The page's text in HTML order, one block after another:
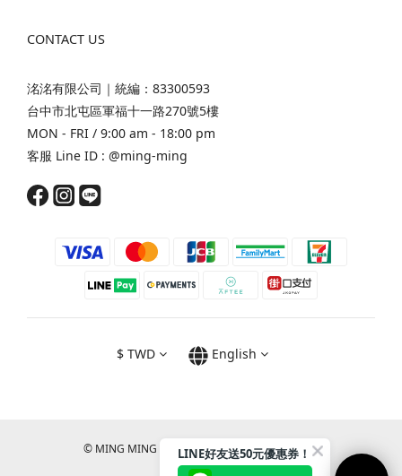
CONTACT US
洺洺有限公司｜統編：83300593
台中市北屯區軍福十一路270號5樓
MON - FRI / 9:00 am - 18:00 pm
客服 Line ID : @ming-ming
$ TWD English
© MING MING CO., LTD. All RIGHTS RESERVED.
LINE好友送50元優惠券！